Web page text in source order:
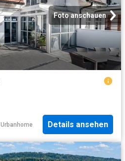
Foto anschauen
Urbanhome Details ansehen